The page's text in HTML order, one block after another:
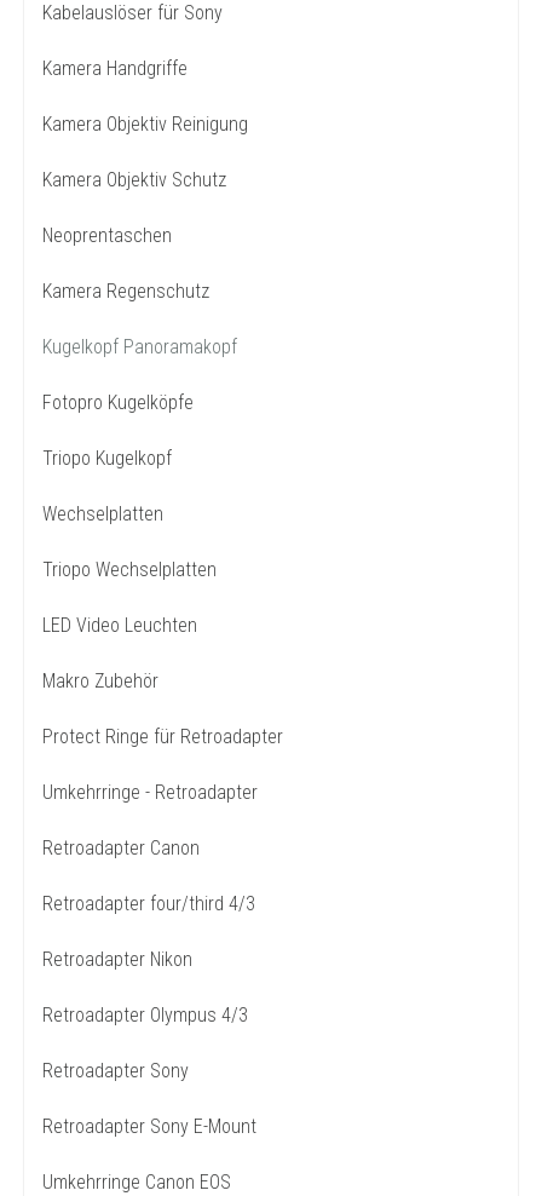
Kabelauslöser für Sony
Kamera Handgriffe
Kamera Objektiv Reinigung
Kamera Objektiv Schutz
Neoprentaschen
Kamera Regenschutz
Kugelkopf Panoramakopf
Fotopro Kugelköpfe
Triopo Kugelkopf
Wechselplatten
Triopo Wechselplatten
LED Video Leuchten
Makro Zubehör
Protect Ringe für Retroadapter
Umkehrringe - Retroadapter
Retroadapter Canon
Retroadapter four/third 4/3
Retroadapter Nikon
Retroadapter Olympus 4/3
Retroadapter Sony
Retroadapter Sony E-Mount
Umkehrringe Canon EOS